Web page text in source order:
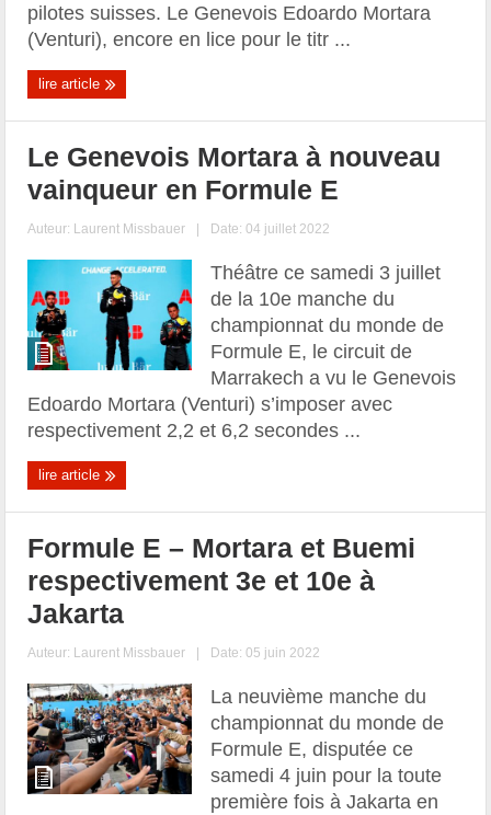
pilotes suisses. Le Genevois Edoardo Mortara
(Venturi), encore en lice pour le titr ...
lire article
Le Genevois Mortara à nouveau
vainqueur en Formule E
Auteur: Laurent Missbauer | Date: 04 juillet 2022
Théâtre ce samedi 3 juillet
de la 10e manche du
championnat du monde de
Formule E, le circuit de
Marrakech a vu le Genevois
Edoardo Mortara (Venturi) s’imposer avec
respectivement 2,2 et 6,2 secondes ...
lire article
Formule E – Mortara et Buemi
respectivement 3e et 10e à
Jakarta
Auteur: Laurent Missbauer | Date: 05 juin 2022
La neuvième manche du
championnat du monde de
Formule E, disputée ce
samedi 4 juin pour la toute
première fois à Jakarta en